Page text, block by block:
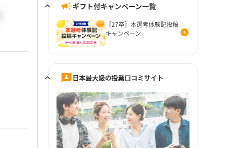
ギフト付キャンペーン一覧
［27卒］本選考体験記投稿
キャンペーン
日本最大級の授業口コミサイト